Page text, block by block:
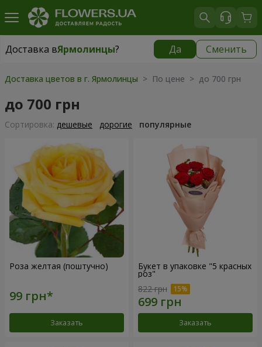
Доставка вЯрмолинцы? Да Сменить
Доставка вЯрмолинцы|
Доставка цветов в г. Ярмолинцы > По цене > до 700 грн
до 700 грн
Cортировка: дешевые дорогие популярные
Роза желтая (поштучно)
Заказать
Букет в упаковке "5 красных
роз"
822 грн
Заказать